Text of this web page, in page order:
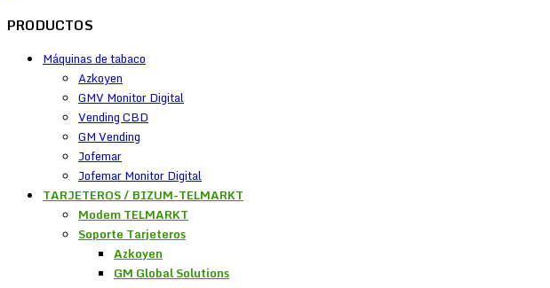
PRODUCTOS
Máquinas de tabaco
Azkoyen
GMV Monitor Digital
Vending CBD
GM Vending
Jofemar
Jofemar Monitor Digital
TARJETEROS / BIZUM-TELMARKT
Modem TELMARKT
Soporte Tarjeteros
Azkoyen
GM Global Solutions